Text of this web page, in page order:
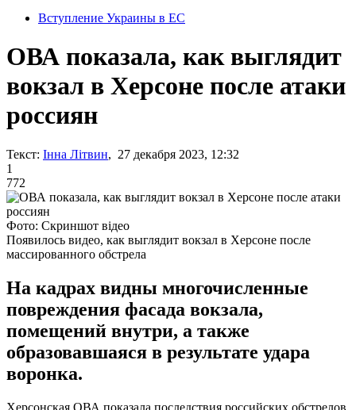
Вступление Украины в ЕС
ОВА показала, как выглядит
вокзал в Херсоне после атаки
россиян
Текст: Інна Літвин, 27 декабря 2023, 12:32
1
772
Фото: Скриншот відео
Появилось видео, как выглядит вокзал в Херсоне после
массированного обстрела
На кадрах видны многочисленные
повреждения фасада вокзала,
помещений внутри, а также
образовавшаяся в результате удара
воронка.
Херсонская ОВА показала последствия российских обстрелов